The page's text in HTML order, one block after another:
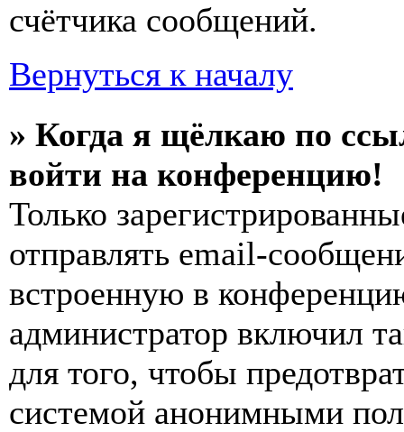
счётчика сообщений.
Вернуться к началу
» Когда я щёлкаю по
войти на конференцию!
Только
отправлять email-
встроенную в
администратор включил
для того, чтобы
системой анонимными